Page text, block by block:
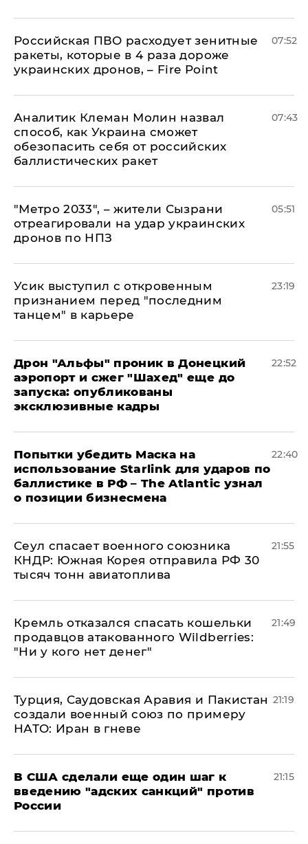
Российская ПВО расходует зенитные
ракеты, которые в 4 раза дороже
украинских дронов, – Fire Point
07:52
Аналитик Клеман Молин назвал
способ, как Украина сможет
обезопасить себя от российских
баллистических ракет
07:43
"Метро 2033", – жители Сызрани
отреагировали на удар украинских
дронов по НПЗ
05:51
Усик выступил с откровенным
признанием перед "последним
танцем" в карьере
23:19
Дрон "Альфы" проник в Донецкий
аэропорт и сжег "Шахед" еще до
запуска: опубликованы
эксклюзивные кадры
22:52
Попытки убедить Маска на
использование Starlink для ударов по
баллистике в РФ – The Atlantic узнал
о позиции бизнесмена
22:40
​Сеул спасает военного союзника
КНДР: Южная Корея отправила РФ 30
тысяч тонн авиатоплива
21:55
Кремль отказался спасать кошельки
продавцов атакованного Wildberries:
"Ни у кого нет денег"
21:49
Турция, Саудовская Аравия и Пакистан
создали военный союз по примеру
НАТО: Иран в гневе
21:19
В США сделали еще один шаг к
введению "адских санкций" против
России
21:15